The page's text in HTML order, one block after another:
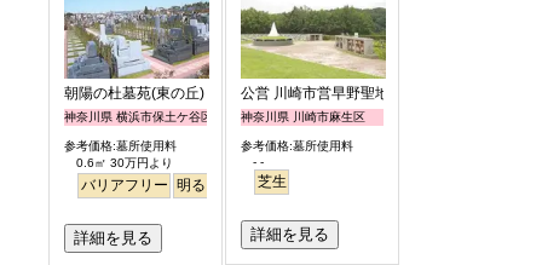
朝陽の杜墓苑(東の丘)
神奈川県 横浜市保土ケ谷区
参考価格:墓所使用料
0.6㎡ 30万円より
バリアフリー 明るい
詳細を見る
公営 川崎市営早野聖地公園
神奈川県 川崎市麻生区
参考価格:墓所使用料
- -
芝生
詳細を見る